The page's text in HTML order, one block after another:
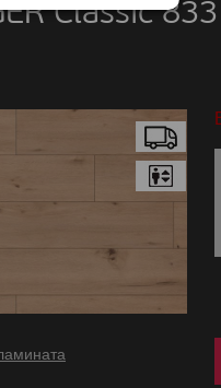
Classic